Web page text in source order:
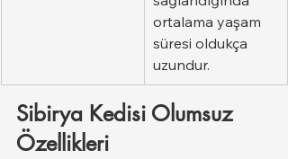
ortalama yaşam
süresi oldukça
uzundur.
Sibirya Kedisi Olumsuz
Özellikleri